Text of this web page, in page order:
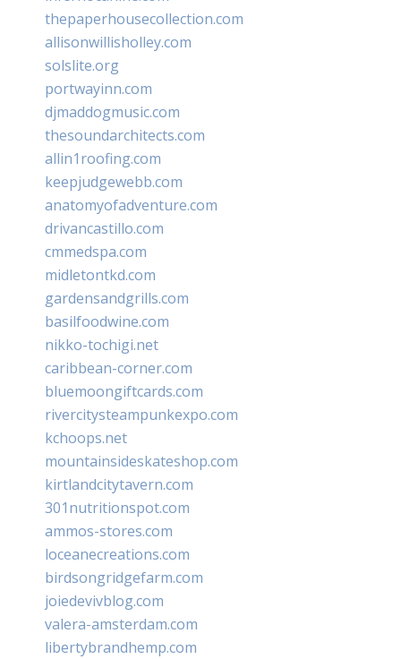
thepaperhousecollection.com
allisonwillisholley.com
solslite.org
portwayinn.com
djmaddogmusic.com
thesoundarchitects.com
allin1roofing.com
keepjudgewebb.com
anatomyofadventure.com
drivancastillo.com
cmmedspa.com
midletontkd.com
gardensandgrills.com
basilfoodwine.com
nikko-tochigi.net
caribbean-corner.com
bluemoongiftcards.com
rivercitysteampunkexpo.com
kchoops.net
mountainsideskateshop.com
kirtlandcitytavern.com
301nutritionspot.com
ammos-stores.com
loceanecreations.com
birdsongridgefarm.com
joiedevivblog.com
valera-amsterdam.com
libertybrandhemp.com